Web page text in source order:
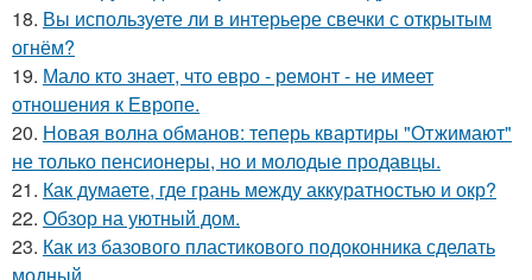
18. Вы используете ли в интерьере свечки с открытым
огнём?
19. Мало кто знает, что евро - ремонт - не имеет
отношения к Европе.
20. Новая волна обманов: теперь квартиры "Отжимают"
не только пенсионеры, но и молодые продавцы.
21. Как думаете, где грань между аккуратностью и окр?
22. Обзор на уютный дом.
23. Как из базового пластикового подоконника сделать
модный.